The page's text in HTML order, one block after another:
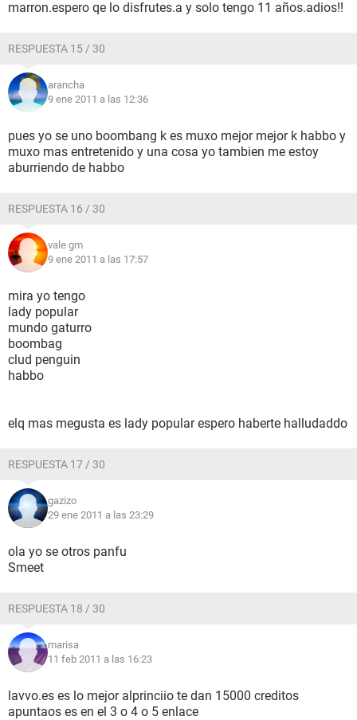
marron.espero qe lo disfrutes.a y solo tengo 11 años.adios!!
RESPUESTA 15 / 30
arancha
9 ene 2011 a las 12:36
pues yo se uno boombang k es muxo mejor mejor k habbo y
muxo mas entretenido y una cosa yo tambien me estoy
aburriendo de habbo
RESPUESTA 16 / 30
vale gm
9 ene 2011 a las 17:57
mira yo tengo
lady popular
mundo gaturro
boombag
clud penguin
habbo
elq mas megusta es lady popular espero haberte halludaddo
RESPUESTA 17 / 30
gazizo
29 ene 2011 a las 23:29
ola yo se otros panfu
Smeet
RESPUESTA 18 / 30
marisa
11 feb 2011 a las 16:23
lavvo.es es lo mejor alprinciio te dan 15000 creditos
apuntaos es en el 3 o 4 o 5 enlace